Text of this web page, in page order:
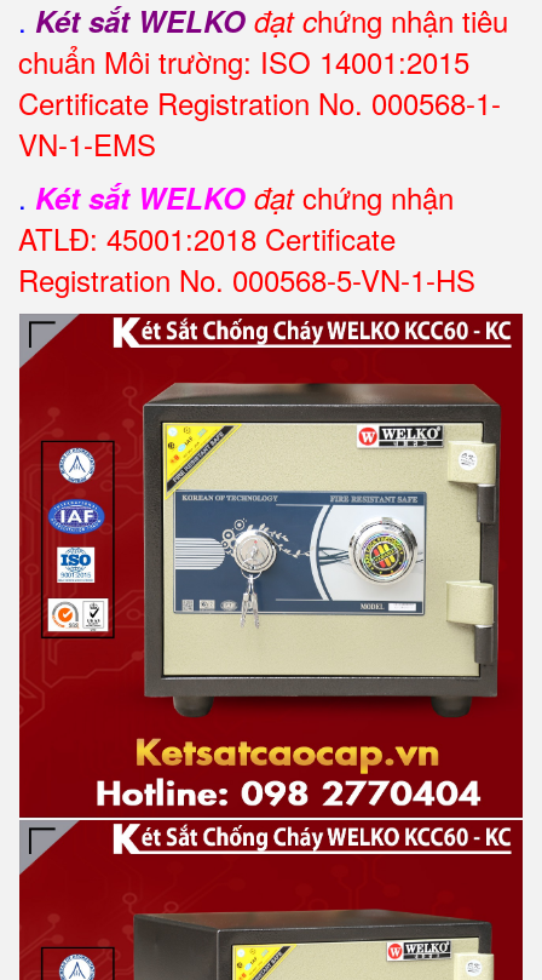
. Két sắt WELKO đạt chứng nhận tiêu
chuẩn Môi trường: ISO 14001:2015
Certificate Registration No. 000568-1-
VN-1-EMS
. Két sắt WELKO đạtchứng nhận
ATLĐ: 45001:2018 Certificate
Registration No. 000568-5-VN-1-HS